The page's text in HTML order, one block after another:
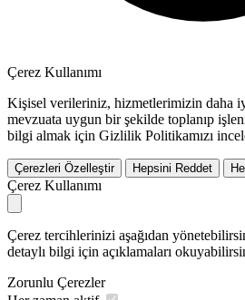
Çerez Kullanımı
Kişisel verileriniz, hizmetlerimizin daha
mevzuata uygun bir şekilde toplanıp
bilgi almak için Gizlilik Politikamızı
Çerezleri Özelleştir Hepsini Reddet
Çerez Kullanımı
Çerez tercihlerinizi aşağıdan
detaylı bilgi için açıklamaları
Zorunlu Çerezler